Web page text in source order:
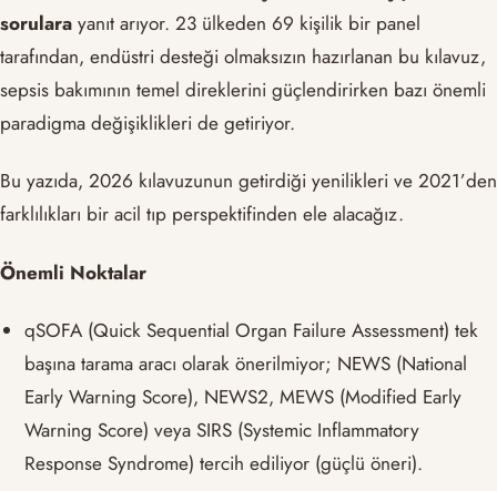
sorulara yanıt arıyor. 23 ülkeden 69 kişilik bir panel
tarafından, endüstri desteği olmaksızın hazırlanan bu kılavuz,
sepsis bakımının temel direklerini güçlendirirken bazı önemli
paradigma değişiklikleri de getiriyor.
Bu yazıda, 2026 kılavuzunun getirdiği yenilikleri ve 2021’den
farklılıkları bir acil tıp perspektifinden ele alacağız.
Önemli Noktalar
qSOFA (Quick Sequential Organ Failure Assessment) tek
başına tarama aracı olarak önerilmiyor; NEWS (National
Early Warning Score), NEWS2, MEWS (Modified Early
Warning Score) veya SIRS (Systemic Inflammatory
Response Syndrome) tercih ediliyor (güçlü öneri).